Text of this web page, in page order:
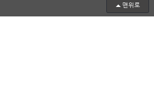
맨위로